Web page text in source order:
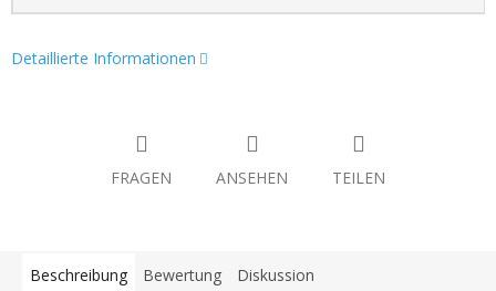
Detaillierte Informationen
FRAGEN ANSEHEN TEILEN
Beschreibung Bewertung Diskussion